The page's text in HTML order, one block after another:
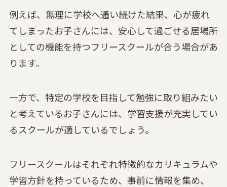
例えば、無理に学校へ通い続けた結果、心が疲れ
てしまったお子さんには、安心して過ごせる居場所
としての機能を持つフリースクールが合う場合があ
ります。
一方で、特定の学校を目指して勉強に取り組みたい
と考えているお子さんには、学習支援が充実してい
るスクールが適しているでしょう。
フリースクールはそれぞれ特徴的なカリキュラムや
学習方針を持っているため、事前に情報を集め、